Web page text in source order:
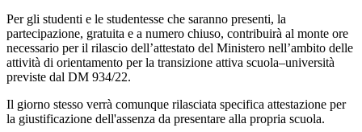
Per gli studenti e le studentesse che saranno presenti, la
partecipazione, gratuita e a numero chiuso, contribuirà al monte ore
necessario per il rilascio dell’attestato del Ministero nell’ambito delle
attività di orientamento per la transizione attiva scuola–università
previste dal DM 934/22.
Il giorno stesso verrà comunque rilasciata specifica attestazione per
la giustificazione dell'assenza da presentare alla propria scuola.